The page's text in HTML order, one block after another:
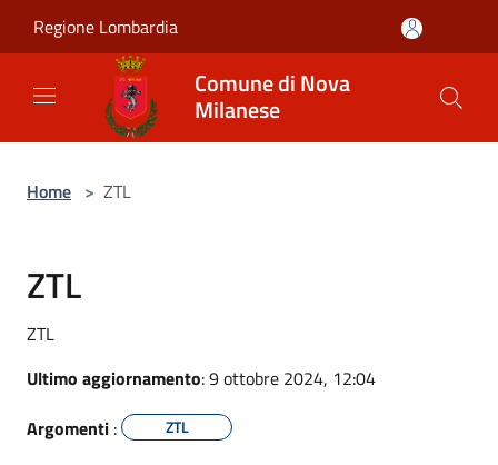
Regione Lombardia
Comune di Nova
Milanese
Home > ZTL
ZTL
ZTL
Ultimo aggiornamento: 9 ottobre 2024, 12:04
Argomenti : ZTL